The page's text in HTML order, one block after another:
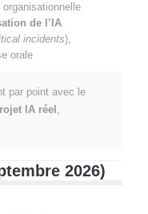
de l’IA
incidents),
orale
par point avec le
IA réel ,
2026)